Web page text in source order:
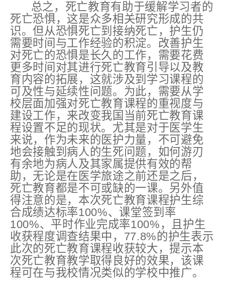
总之，死亡教育有助于缓解学习者的
死亡恐惧，这是众多相关研究形成的共
识。但从恐惧死亡到接纳死亡，护生仍
需要时间与工作经验的积淀。改善护生
对死亡的恐惧是长久的工作，需要花费
更多时间对其进行死亡教育引导以及教
育内容的拓展，这就涉及到学习课程的
可及性与延续性问题。为此，需要从学
校层面加强对死亡教育课程的重视度与
建设工作，来改变我国当前死亡教育课
程设置不足的现状。尤其是对于医学生
来说，作为未来的医护力量，不可避免
地会接触到病人的生死问题，如何游刃
有余地为病人及其家属提供有效的帮
助，无论是在医学旅途之前还是之后，
死亡教育都是不可或缺的一课。另外值
得注意的是，本次死亡教育课程护生综
合成绩达标率100%、课堂签到率
100%、平时作业完成率100%，且护生
收获程度调查结果中，77.8%的护生表示
此次的死亡教育课程收获较大，提示本
次死亡教育教学取得良好的效果，该课
程可在与我校情况类似的学校中推广。